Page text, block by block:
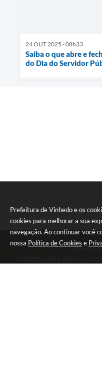
Prefeitura de Vinhedo e os
cookies para melhorar a sua
navegação. Ao continuar você
nossa Política de Cookies e
24 OUT 2025 - 08h33
Saiba o que abre e
do Dia do Servidor
Endereço: Rua João